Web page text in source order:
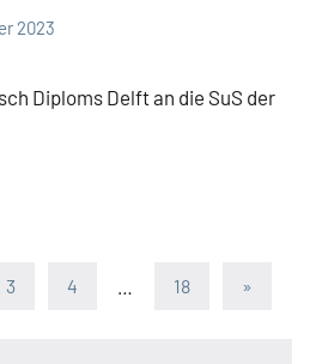
2023
Diploms Delft an die SuS der
3 4 18
Nächste
»